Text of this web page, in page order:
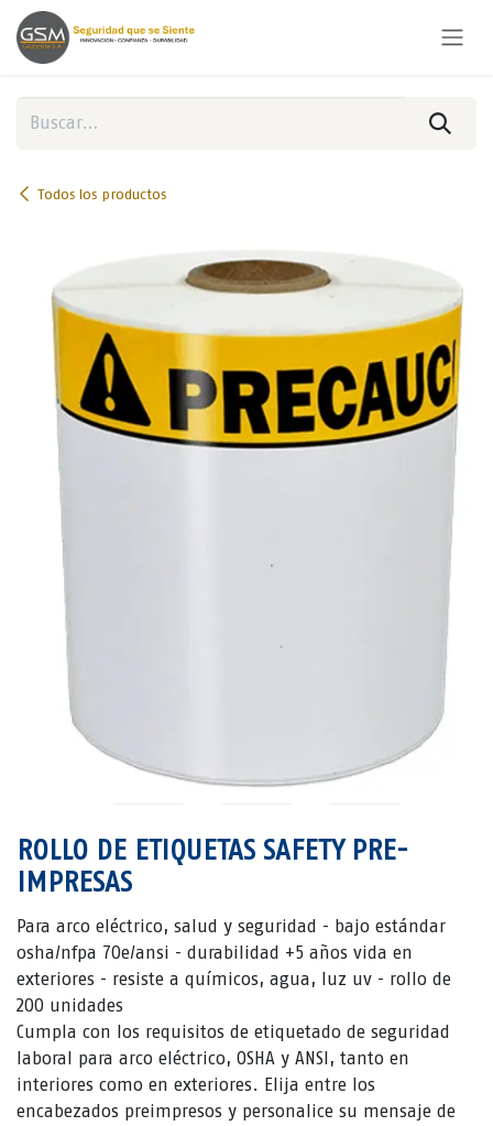
Ir al contenido
Todos los productos
ROLLO DE ETIQUETAS SAFETY PRE-
IMPRESAS
Para arco eléctrico, salud y seguridad - bajo estándar
osha/nfpa 70e/ansi - durabilidad +5 años vida en
exteriores - resiste a químicos, agua, luz uv - rollo de
200 unidades
Cumpla con los requisitos de etiquetado de seguridad
laboral para arco eléctrico, OSHA y ANSI, tanto en
interiores como en exteriores. Elija entre los
encabezados preimpresos y personalice su mensaje de